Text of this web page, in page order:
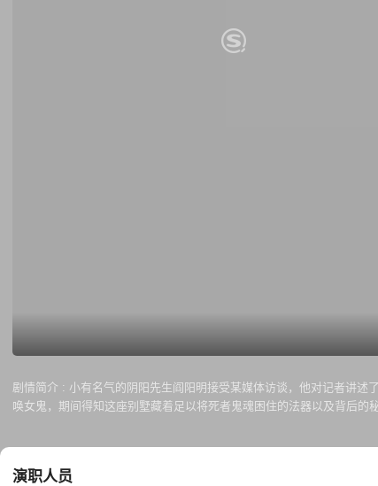
剧情简介 : 小有名气的阴阳先生阎阳明接受某媒体访谈，他对记者讲述
唤女鬼，期间得知这座别墅藏着足以将死者鬼魂困住的法器以及背后
要迁址，阎阳明意外发现村长老太爷葬在了养尸地，开棺后更发现老
演职人员